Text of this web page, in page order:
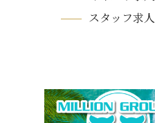
スタッフ求人